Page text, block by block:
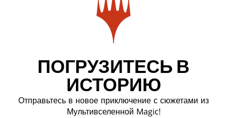
ПОГРУЗИТЕСЬ В
ИСТОРИЮ
Отправьтесь в новое приключение с сюжетами из
Мультивселенной Magic!